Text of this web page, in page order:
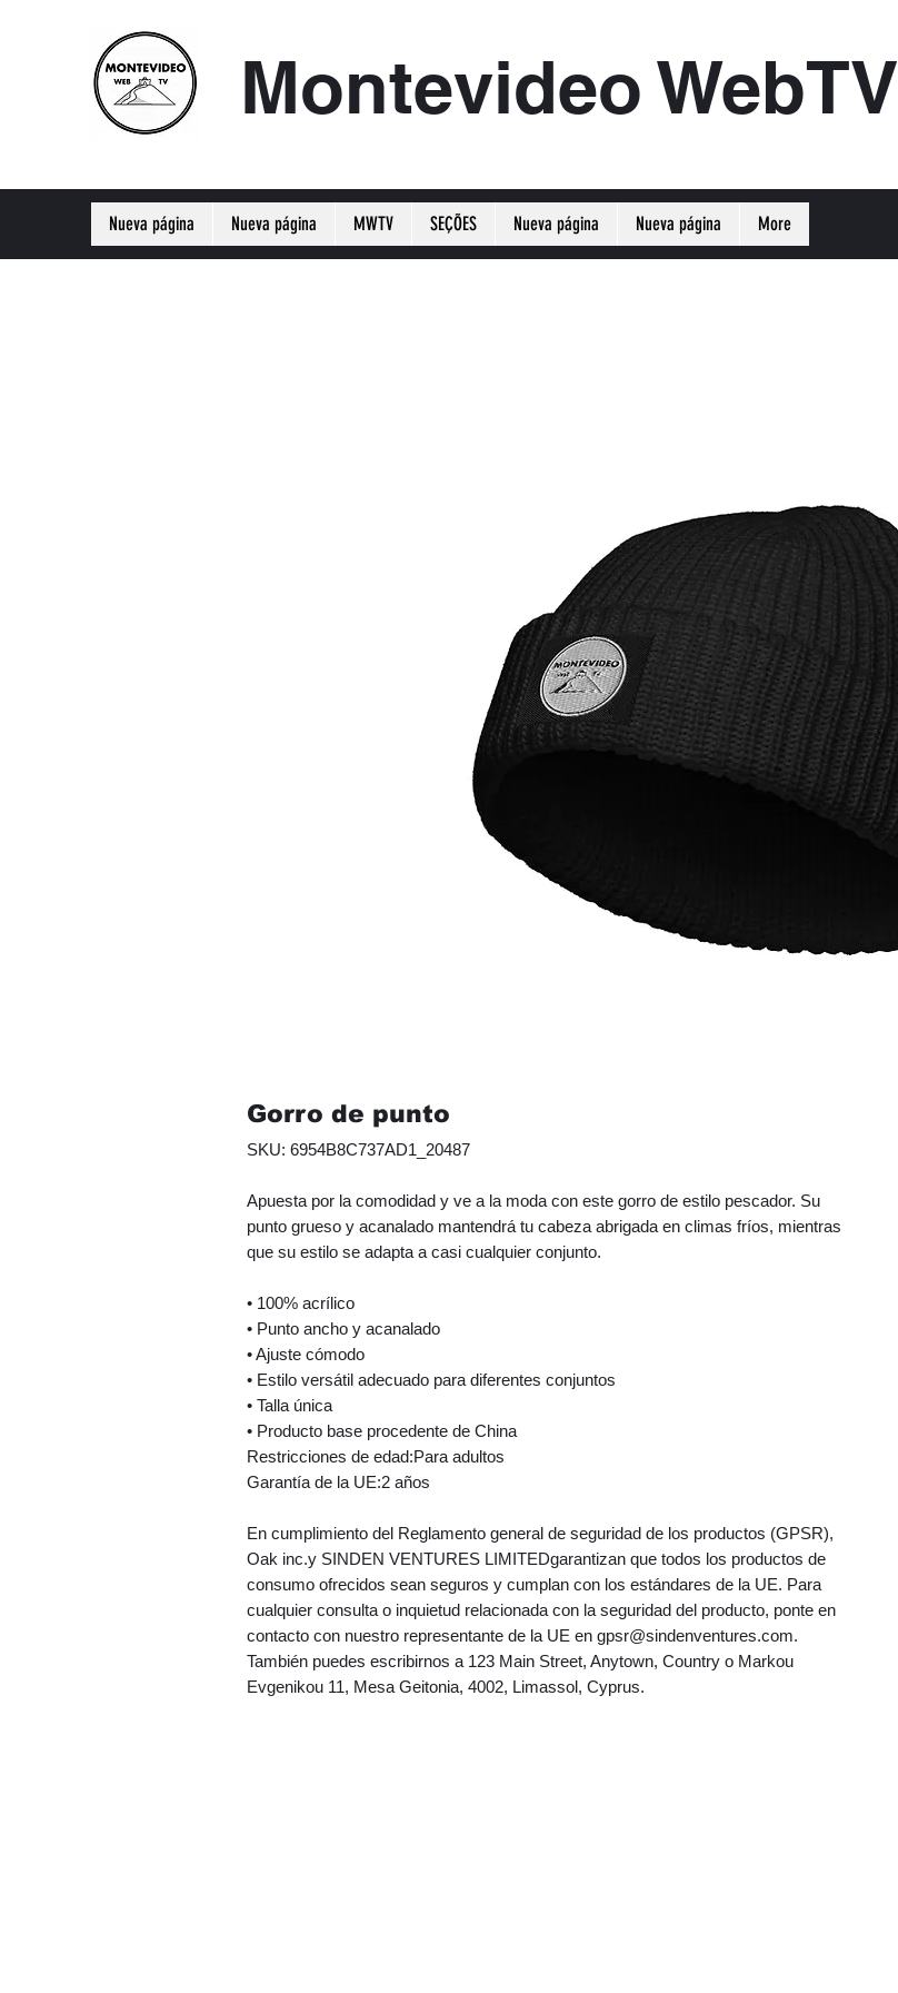
Montevideo WebTV
Gorro de punto
SKU: 6954B8C737AD1_20487
Apuesta por la comodidad y ve a la moda con este gorro de estilo pescador. Su
punto grueso y acanalado mantendrá tu cabeza abrigada en climas fríos, mientras
que su estilo se adapta a casi cualquier conjunto.
• 100% acrílico
• Punto ancho y acanalado
• Ajuste cómodo
• Estilo versátil adecuado para diferentes conjuntos
• Talla única
• Producto base procedente de China
Restricciones de edad:Para adultos
Garantía de la UE:2 años
Oak inc.y SINDEN VENTURES LIMITEDgarantizan que todos los productos de
consumo ofrecidos sean seguros y cumplan con los estándares de la UE. Para
cualquier consulta o inquietud relacionada con la seguridad del producto, ponte en
contacto con nuestro representante de la UE en gpsr@sindenventures.com.
También puedes escribirnos a 123 Main Street, Anytown, Country o Markou
Evgenikou 11, Mesa Geitonia, 4002, Limassol, Cyprus.
Nueva página Nueva página MWTV SEÇÕES Nueva página Nueva página More